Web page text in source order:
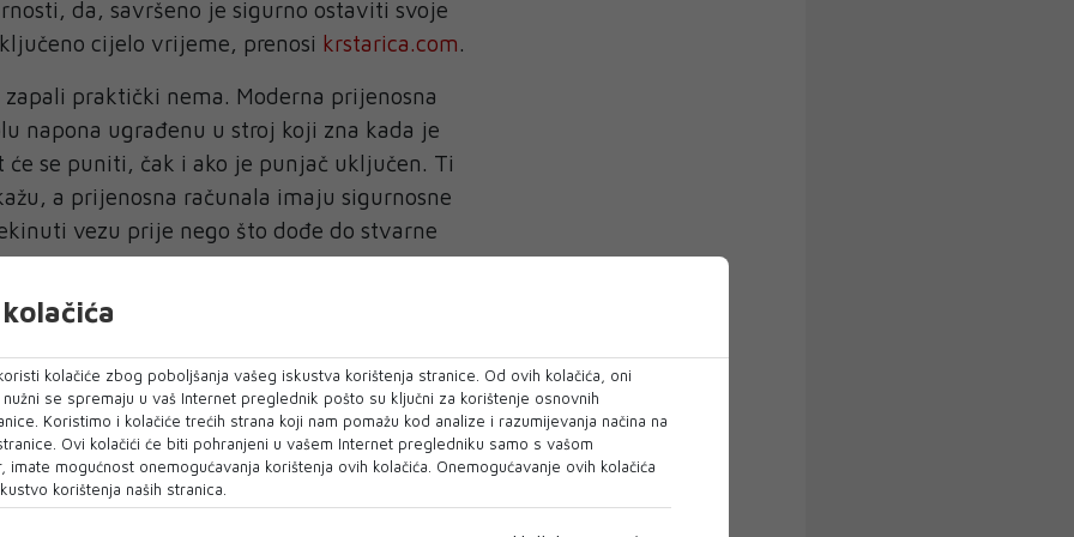
da, savršeno je sigurno ostaviti svoje
cijelo vrijeme, prenosi krstarica.com.
zapali praktički nema. Moderna prijenosna
napona ugrađenu u stroj koji zna kada je
se puniti, čak i ako je punjač uključen. Ti
a prijenosna računala imaju sigurnosne
vezu prije nego što dođe do stvarne
se nešto zapali.
da su sam punjač i električna utičnica
stanju. Kratki spoj u utičnici može
samo na prijenosno računalo koje se
puniti?
kolačiće zbog poboljšanja vašeg iskustva korištenja stranice. Od ovih kolačića, oni
se spremaju u vaš Internet preglednik pošto su ključni za korištenje osnovnih
Koristimo i kolačiće trećih strana koji nam pomažu kod analize i razumijevanja načina na
Ovi kolačići će biti pohranjeni u vašem Internet pregledniku samo s vašom
imate mogućnost onemogućavanja korištenja ovih kolačića. Onemogućavanje ovih kolačića
korištenja naših stranica.